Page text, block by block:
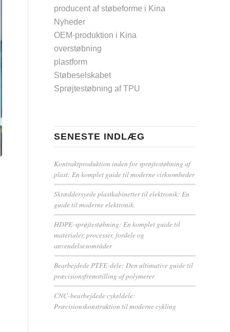
producent af støbeforme i Kina
Nyheder
OEM-produktion i Kina
overstøbning
plastform
Støbeselskabet
Sprøjtestøbning af TPU
SENESTE INDLÆG
Kontraktproduktion inden for sprøjtestøbning af
plast: En komplet guide til moderne virksomheder
Skræddersyede plastkabinetter til elektronik: En
guide til moderne elektronik.
HDPE-sprøjtestøbning: En komplet guide til
materialer, processer, fordele og
anvendelsesområder
Bearbejdede PTFE-dele: Den ultimative guide til
præcisionsfremstilling af polymerer
CNC-bearbejdede cykeldele:
Præcisionskonstruktion til moderne cykling